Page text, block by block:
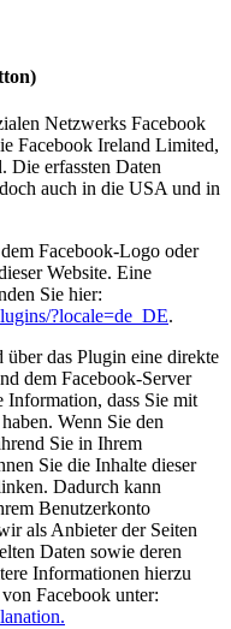
Netzwerks Facebook
Facebook Ireland Limited,
Die erfassten Daten
auch in die USA und in
Facebook-Logo oder
Website. Eine
Sie hier:
?locale=de_DE.
über das Plugin eine direkte
dem Facebook-Server
Information, dass Sie mit
Wenn Sie den
Sie in Ihrem
Sie die Inhalte dieser
Dadurch kann
Benutzerkonto
als Anbieter der Seiten
Daten sowie deren
Informationen hierzu
Facebook unter: